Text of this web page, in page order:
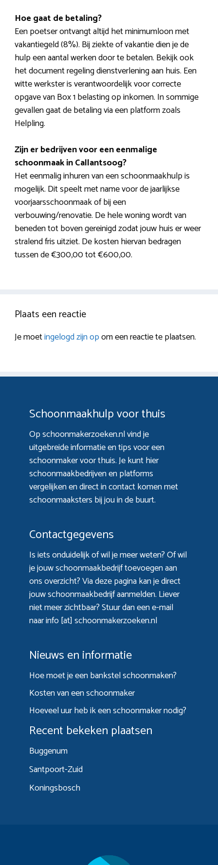
Hoe gaat de betaling?
Een poetser ontvangt altijd het minimumloon met
vakantiegeld (8%). Bij ziekte of vakantie dien je de
hulp een aantal werken door te betalen. Bekijk ook
het document regeling dienstverlening aan huis. Een
witte werkster is verantwoordelijk voor correcte
opgave van Box 1 belasting op inkomen. In sommige
gevallen gaat de betaling via een platform zoals
Helpling.
Zijn er bedrijven voor een eenmalige
schoonmaak in Callantsoog?
Het eenmalig inhuren van een schoonmaakhulp is
mogelijk. Dit speelt met name voor de jaarlijkse
voorjaarsschoonmaak of bij een
verbouwing/renovatie. De hele woning wordt van
beneden tot boven gereinigd zodat jouw huis er weer
stralend fris uitziet. De kosten hiervan bedragen
tussen de €300,00 tot €600,00.
Plaats een reactie
Je moetingelogd zijn opom een reactie te plaatsen.
Schoonmaakhulp voor thuis
Op schoonmakerzoeken.nl vind je
uitgebreide informatie en tips voor een
schoonmaker voor thuis. Je kunt hier
schoonmaakbedrijven en platforms
vergelijken en direct in contact komen met
schoonmaaksters bij jou in de buurt.
Contactgegevens
Is iets onduidelijk of wil je meer weten? Of wil
je jouw schoonmaakbedrijf toevoegen aan
ons overzicht? Viadeze paginakan je direct
jouw schoonmaakbedrijf aanmelden. Liever
niet meer zichtbaar? Stuur dan een e-mail
naar info [at] schoonmakerzoeken.nl
Nieuws en informatie
Hoe moet je een bankstel schoonmaken?
Kosten van een schoonmaker
Hoeveel uur heb ik een schoonmaker nodig?
Recent bekeken plaatsen
Buggenum
Santpoort-Zuid
Koningsbosch